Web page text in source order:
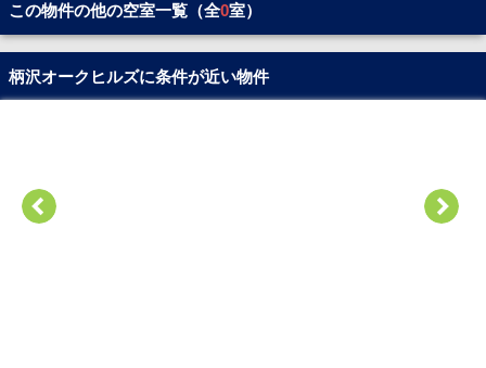
この物件の他の空室一覧（全0室）
柄沢オークヒルズに条件が近い物件